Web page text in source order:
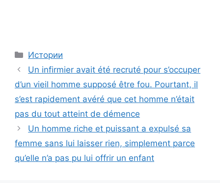
Categories
Истории
Un infirmier avait été recruté pour s’occuper
d’un vieil homme supposé être fou. Pourtant, il
s’est rapidement avéré que cet homme n’était
pas du tout atteint de démence
Un homme riche et puissant a expulsé sa
femme sans lui laisser rien, simplement parce
qu’elle n’a pas pu lui offrir un enfant